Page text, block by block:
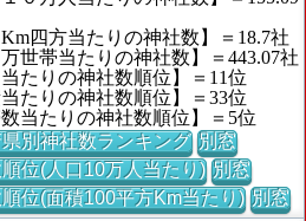
Km四方当たりの神社数】＝18.7社
万世帯当たりの神社数】＝443.07社
当たりの神社数順位】＝11位
当たりの神社数順位】＝33位
数当たりの神社数順位】＝5位
別神社数ランキング 別窓
位(人口10万人当たり) 別窓
位(面積100平方Km当たり) 別窓